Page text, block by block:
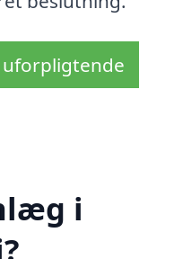
uforpligtende
i